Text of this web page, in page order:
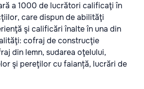
a 1000 de lucrători calificaţi în
care dispun de abilităţi
şi calificări înalte în una din
cofraj de construcţie
din lemn, sudarea oţelului,
şi pereţilor cu faianță, lucrări de